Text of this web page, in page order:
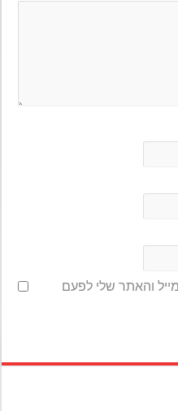
והאתר שלי לפעם